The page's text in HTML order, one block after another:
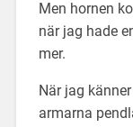
Men hornen
när jag hade
mer.
När jag
armarna